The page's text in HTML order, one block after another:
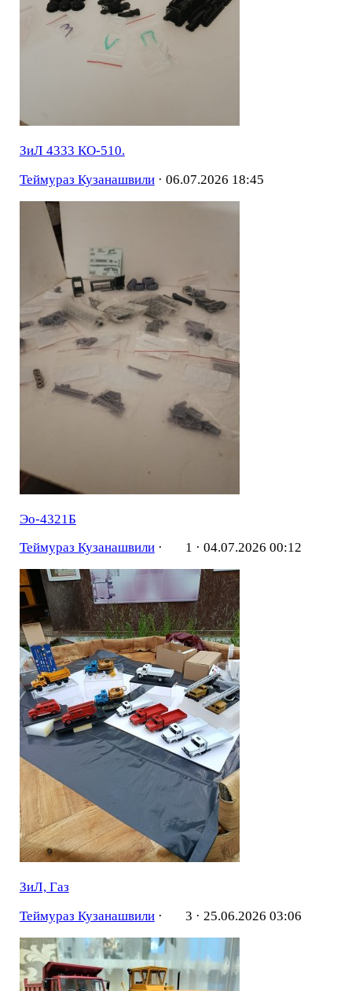
ЗиЛ 4333 КО-510.
Теймураз Кузанашвили· 06.07.2026 18:45
Эо-4321Б
Теймураз Кузанашвили· 1 · 04.07.2026 00:12
ЗиЛ, Газ
Теймураз Кузанашвили· 3 · 25.06.2026 03:06